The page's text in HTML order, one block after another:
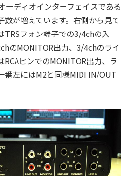
ーディオインターフェイスである
数が増えています。右側から見て
TRSフォン端子での3/4chの入
のMONITOR出力、3/4chのライ
ピンでのMONITOR出力、ラ
番左にはM2と同様MIDI IN/OUT